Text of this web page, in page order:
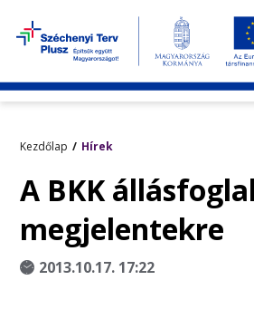
Kezdőlap Hírek
A BKK
megjelentekre
2013.10.17. 17:22